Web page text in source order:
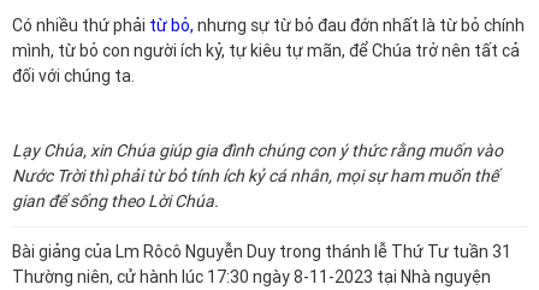
Có nhiều thứ phải từ bỏ, nhưng sự từ bỏ đau đớn nhất là từ bỏ chính
mình, từ bỏ con người ích kỷ, tự kiêu tự mãn, để Chúa trở nên tất cả
đối với chúng ta.
Lạy Chúa, xin Chúa giúp gia đình chúng con ý thức rằng muốn vào
Nước Trời thì phải từ bỏ tính ích kỷ cá nhân, mọi sự ham muốn thế
gian để sống theo Lời Chúa.
Bài giảng của Lm Rôcô Nguyễn Duy trong thánh lễ Thứ Tư tuần 31
Thường niên, cử hành lúc 17:30 ngày 8-11-2023 tại Nhà nguyện